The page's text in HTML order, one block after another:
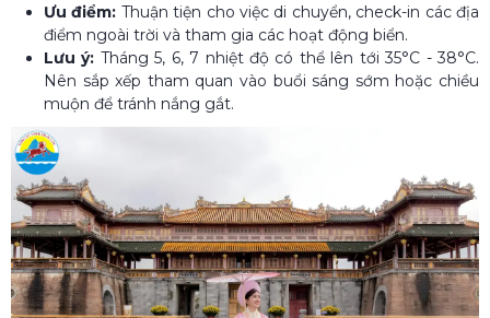
Ưu điểm: Thuận tiện cho việc di chuyển, check-in các địa
điểm ngoài trời và tham gia các hoạt động biển.
Lưu ý: Tháng 5, 6, 7 nhiệt độ có thể lên tới 35°C - 38°C.
Nên sắp xếp tham quan vào buổi sáng sớm hoặc chiều
muộn để tránh nắng gắt.